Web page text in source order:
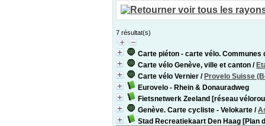
7 résultat(s)
Carte piéton - carte vélo. Communes
Carte vélo Genève, ville et canton /
Carte vélo Vernier / Provelo Suisse
Eurovelo - Rhein & Donauradweg
Fietsnetwerk Zeeland [réseau
Genève. Carte cycliste - Velokarte /
Stad Recreatiekaart Den Haag [Plan